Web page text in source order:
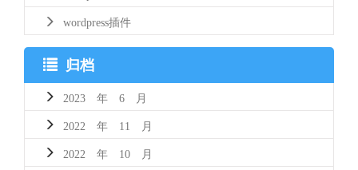
wordpress插件
归档
2023 年 6 月
2022 年 11 月
2022 年 10 月